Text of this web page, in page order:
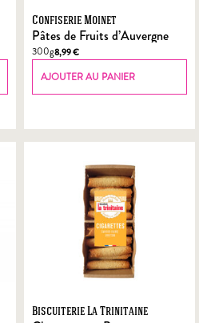
Confiserie Moinet
Pâtes de Fruits d’Auvergne
300g8,99€
AJOUTER AU PANIER
Biscuiterie La Trinitaine